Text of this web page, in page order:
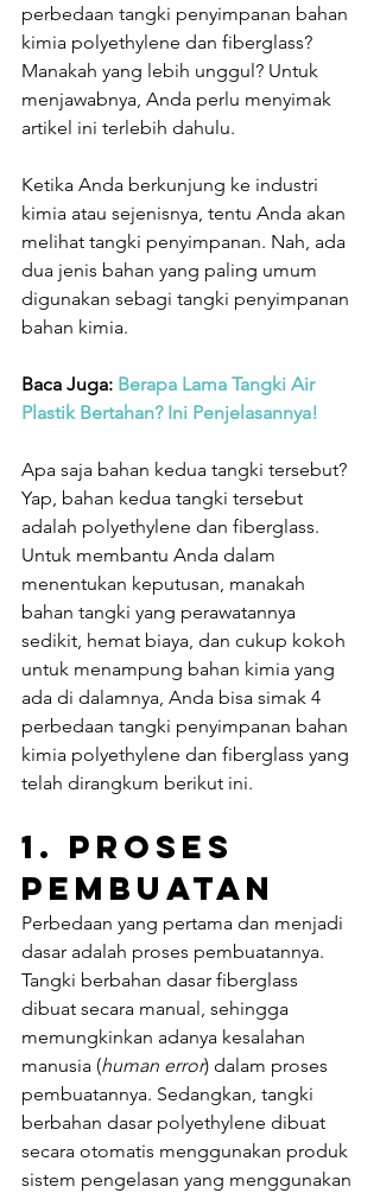
perbedaan tangki penyimpanan bahan
kimia polyethylene dan fiberglass?
Manakah yang lebih unggul? Untuk
menjawabnya, Anda perlu menyimak
artikel ini terlebih dahulu.
Ketika Anda berkunjung ke industri
kimia atau sejenisnya, tentu Anda akan
melihat tangki penyimpanan. Nah, ada
dua jenis bahan yang paling umum
digunakan sebagi tangki penyimpanan
bahan kimia.
Baca Juga: Berapa Lama Tangki Air
Plastik Bertahan? Ini Penjelasannya!
Apa saja bahan kedua tangki tersebut?
Yap, bahan kedua tangki tersebut
adalah polyethylene dan fiberglass.
Untuk membantu Anda dalam
menentukan keputusan, manakah
bahan tangki yang perawatannya
sedikit, hemat biaya, dan cukup kokoh
untuk menampung bahan kimia yang
ada di dalamnya, Anda bisa simak 4
perbedaan tangki penyimpanan bahan
kimia polyethylene dan fiberglass yang
telah dirangkum berikut ini.
1. PROSES
PEMBUATAN
Perbedaan yang pertama dan menjadi
dasar adalah proses pembuatannya.
Tangki berbahan dasar fiberglass
dibuat secara manual, sehingga
memungkinkan adanya kesalahan
manusia (human error) dalam proses
pembuatannya. Sedangkan, tangki
berbahan dasar polyethylene dibuat
secara otomatis menggunakan produk
sistem pengelasan yang menggunakan